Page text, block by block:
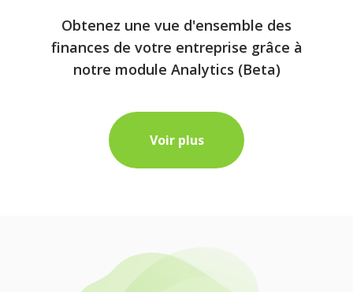
Obtenez une vue d'ensemble des
finances de votre entreprise grâce à
notre module Analytics (Beta)
Voir plus